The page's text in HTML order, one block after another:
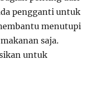
pengganti untuk
menutupi
saja.
untuk